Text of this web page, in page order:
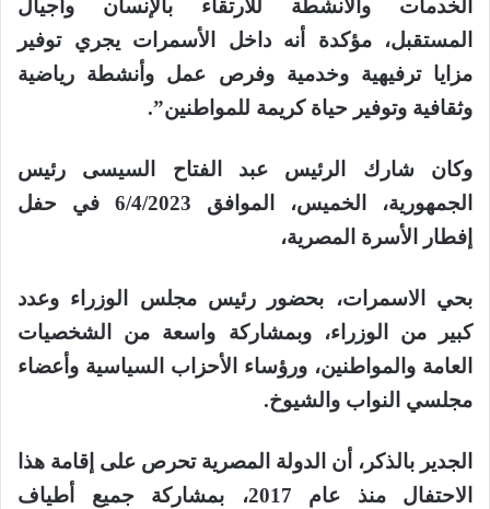
الخدمات والأنشطة للارتقاء بالإنسان وأجيال
المستقبل، مؤكدة أنه داخل الأسمرات يجري توفير
مزايا ترفيهية وخدمية وفرص عمل وأنشطة رياضية
وثقافية وتوفير حياة كريمة للمواطنين”.
وكان شارك الرئيس عبد الفتاح السيسى رئيس
الجمهورية، الخميس، الموافق 6/4/2023 في حفل
إفطار الأسرة المصرية،
بحي الاسمرات، بحضور رئيس مجلس الوزراء وعدد
كبير من الوزراء، وبمشاركة واسعة من الشخصيات
العامة والمواطنين، ورؤساء الأحزاب السياسية وأعضاء
مجلسي النواب والشيوخ.
الجدير بالذكر، أن الدولة المصرية تحرص على إقامة هذا
الاحتفال منذ عام 2017، بمشاركة جميع أطياف